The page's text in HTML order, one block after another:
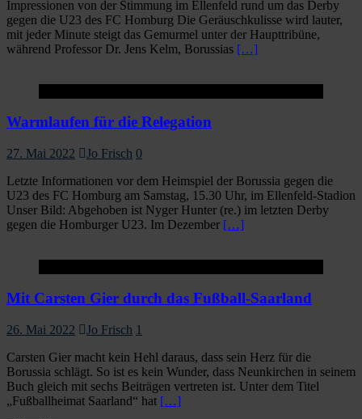
Impressionen von der Stimmung im Ellenfeld rund um das Derby
gegen die U23 des FC Homburg Die Geräuschkulisse wird lauter,
mit jeder Minute steigt das Gemurmel unter der Haupttribüne,
während Professor Dr. Jens Kelm, Borussias […]
Warmlaufen für die Relegation
27. Mai 2022 Jo Frisch 0
Letzte Informationen vor dem Heimspiel der Borussia gegen die
U23 des FC Homburg am Samstag, 15.30 Uhr, im Ellenfeld-Stadion
Unser Bild: Abgehoben ist Nyger Hunter (re.) im letzten Derby
gegen die Homburger U23. Im Dezember […]
Mit Carsten Gier durch das Fußball-Saarland
26. Mai 2022 Jo Frisch 1
Carsten Gier macht kein Hehl daraus, dass sein Herz für die
Borussia schlägt. So ist es kein Wunder, dass Neunkirchen in seinem
Buch gleich mit sechs Beiträgen vertreten ist. Unter dem Titel
„Fußballheimat Saarland“ hat […]